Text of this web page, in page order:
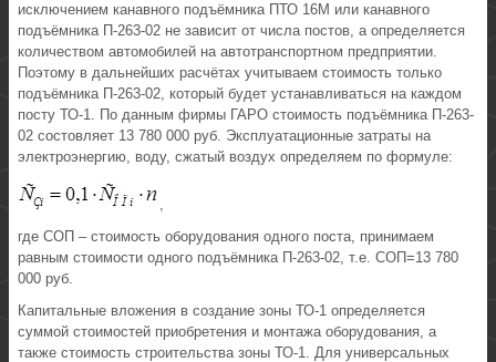
исключением канавного подъёмника ПТО 16М или канавного
подъёмника П-263-02 не зависит от числа постов, а определяется
количеством автомобилей на автотранспортном предприятии.
Поэтому в дальнейших расчётах учитываем стоимость только
подъёмника П-263-02, который будет устанавливаться на каждом
посту ТО-1. По данным фирмы ГАРО стоимость подъёмника П-263-
02 состовляет 13 780 000 руб. Эксплуатационные затраты на
электроэнергию, воду, сжатый воздух определяем по формуле:
,
где СОП – стоимость оборудования одного поста, принимаем
равным стоимости одного подъёмника П-263-02, т.е. СОП=13 780
000 руб.
Капитальные вложения в создание зоны ТО-1 определяется
суммой стоимостей приобретения и монтажа оборудования, а
также стоимость строительства зоны ТО-1. Для универсальных